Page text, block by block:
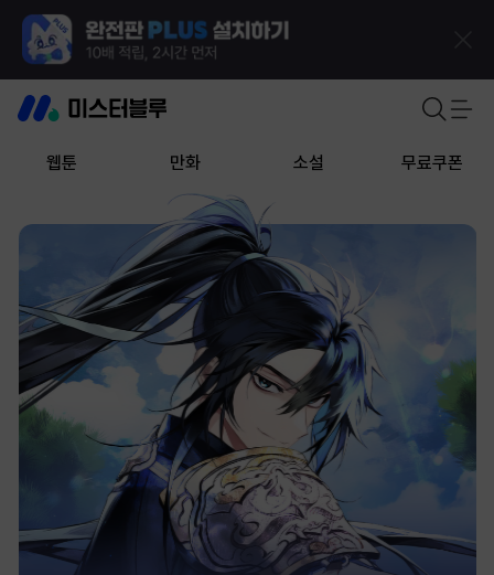
웹툰 만화 소설 무료쿠폰